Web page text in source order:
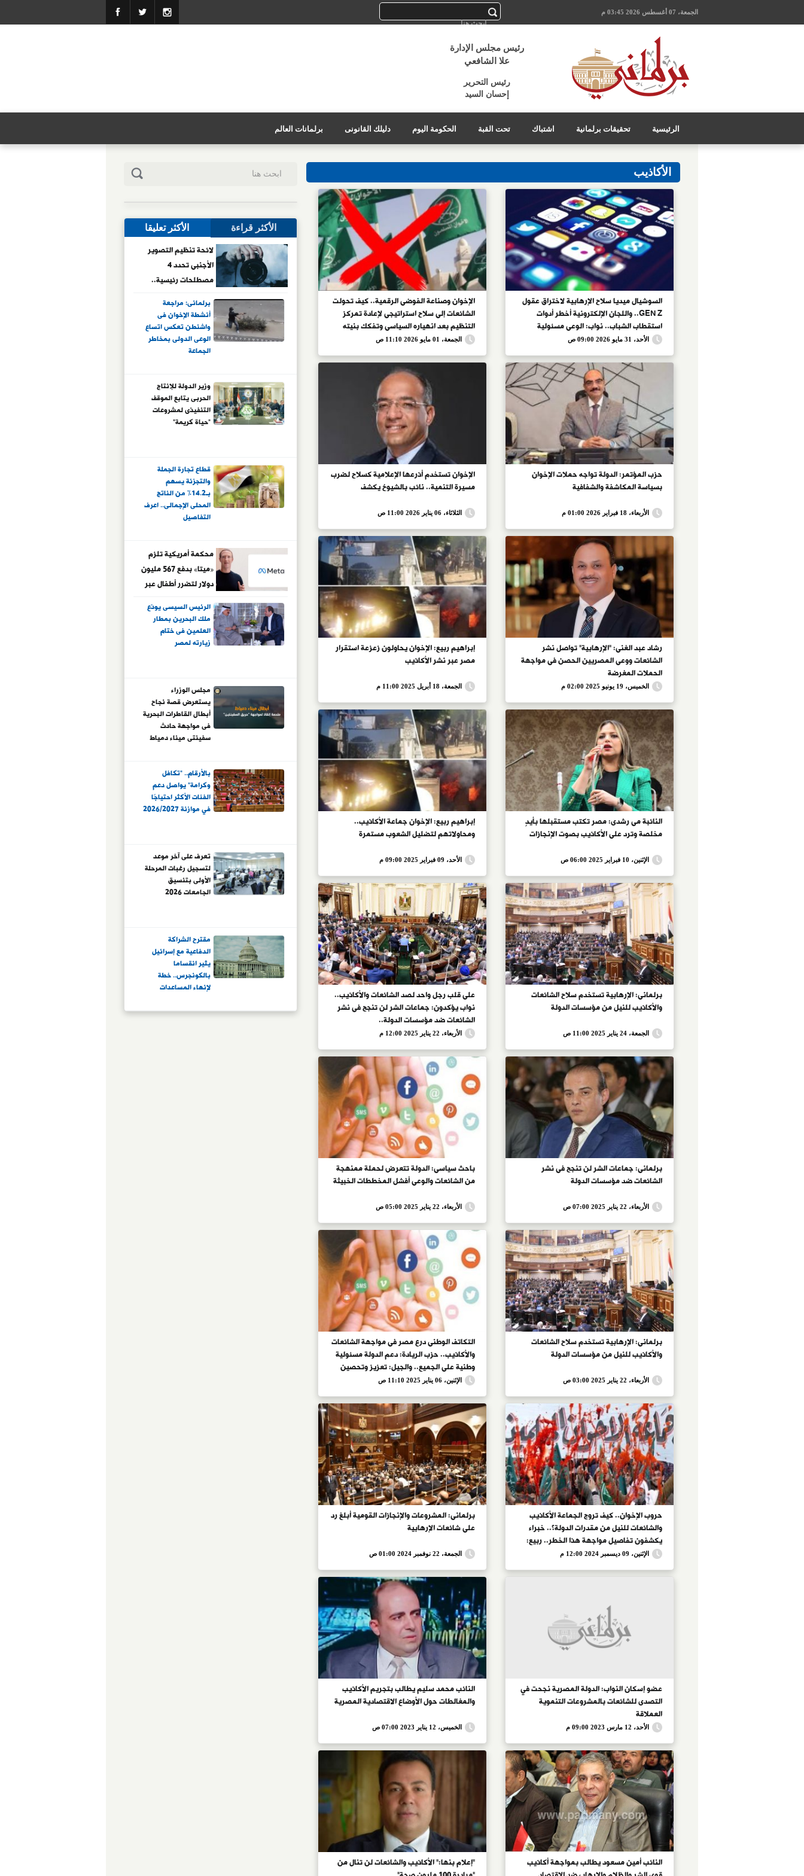
الجمعة، 07 أغسطس 2026 03:45 م
رئيس مجلس الإدارة
علا الشافعي
رئيس التحرير
إحسان السيد
الرئيسية تحقيقات برلمانية اشتباك تحت القبة الحكومة اليوم دليلك القانونى برلمانات العالم
الأكاذيب
السوشيال ميديا سلاح الإرهابية لاختراق عقول
GEN Z.. واللجان الإلكترونية أخطر أدوات
استقطاب الشباب.. نواب: الوعى مسئولية
مشتركة لمواجهة المحتوى المضلل.. وتحذيرات
الأحد، 31 مايو 2026 09:00 ص
الإخوان وصناعة الفوضى الرقمية.. كيف تحولت
الشائعات إلى سلاح استراتيجى لإعادة تمركز
التنظيم بعد انهياره السياسى وتفكك بنيته
الداخلية؟.. وما علاقة ذلك بمحاولات إعادة
الجمعة، 01 مايو 2026 11:10 ص
حزب المؤتمر: الدولة تواجه حملات الإخوان
بسياسة المكاشفة والشفافية
الأربعاء، 18 فبراير 2026 01:00 م
الإخوان تستخدم أذرعها الإعلامية كسلاح لضرب
مسيرة التنمية.. نائب بالشيوخ يكشف
الثلاثاء، 06 يناير 2026 11:00 ص
رشاد عبد الغنى: "الإرهابية" تواصل نشر
الشائعات ووعى المصريين الحصن فى مواجهة
الحملات المغرضة
الخميس، 19 يونيو 2025 02:00 م
إبراهيم ربيع: الإخوان يحاولون زعزعة استقرار
مصر عبر نشر الأكاذيب
الجمعة، 18 أبريل 2025 11:00 م
النائبة مى رشدى: مصر تكتب مستقبلها بأيدٍ
مخلصة وترد على الأكاذيب بصوت الإنجازات
الإثنين، 10 فبراير 2025 06:00 ص
إبراهيم ربيع: الإخوان جماعة الأكاذيب..
ومحاولاتهم لتضليل الشعوب مستمرة
الأحد، 09 فبراير 2025 09:00 م
برلمانى: الإرهابية تستخدم سلاح الشائعات
والأكاذيب للنيل من مؤسسات الدولة
الجمعة، 24 يناير 2025 11:00 ص
على قلب رجل واحد لصد الشائعات والأكاذيب..
نواب يؤكدون: جماعات الشر لن تنجح فى نشر
الشائعات ضد مؤسسات الدولة..
"الإرهابية"تستخدمها سلاحا للنيل من
تتعرض لحملة ممنهجة
الأربعاء، 22 يناير 2025 12:00 م
برلمانى: جماعات الشر لن تنجح فى نشر
الشائعات ضد مؤسسات الدولة
الأربعاء، 22 يناير 2025 07:00 ص
باحث سياسى: الدولة تتعرض لحملة ممنهجة
من الشائعات والوعى أفشل المخططات الخبيثة
الأربعاء، 22 يناير 2025 05:00 ص
برلمانى: الإرهابية تستخدم سلاح الشائعات
والأكاذيب للنيل من مؤسسات الدولة
الأربعاء، 22 يناير 2025 03:00 ص
التكاتف الوطنى درع مصر فى مواجهة الشائعات
والأكاذيب.. حزب الريادة: دعم الدولة مسئولية
وطنية على الجميع.. والجيل: تعزيز وتحصين
وعى المواطنين ضرورة للتصدى لمحاولات
الإثنين، 06 يناير 2025 11:10 ص
حروب الإخوان.. كيف تروج الجماعة الأكاذيب
والشائعات للنيل من مقدرات الدولة؟.. خبراء
يكشفون تفاصيل مواجهة هذا الخطر.. ربيع:
تستهدف الإضرار بثقة المواطنين فى
الإثنين، 09 ديسمبر 2024 12:00 م
برلمانى: المشروعات والإنجازات القومية أبلغ رد
على شائعات الإرهابية
الجمعة، 22 نوفمبر 2024 01:00 ص
عضو إسكان النواب: الدولة المصرية نجحت في
التصدى للشائعات بالمشروعات التنموية
العملاقة
الأحد، 12 مارس 2023 09:00 م
النائب محمد سليم يطالب بتجريم الأكاذيب
والمغالطات حول الأوضاع الاقتصادية المصرية
الخميس، 12 يناير 2023 07:00 ص
النائب أمين مسعود يطالب بمواجهة أكاذيب
"إعلام بنها:" الأكاذيب والشائعات لن تنال من
الأكثر قراءة الأكثر تعليقا
لائحة تنظيم التصوير
الأجنبى تحدد 4
مصطلحات رئيسية..
برلمانى: مراجعة
أنشطة الإخوان فى
واشنطن تعكس اتساع
الوعى الدولى بمخاطر
الجماعة
وزير الدولة للإنتاج
الحربى يتابع الموقف
التنفيذى لمشروعات
"حياة كريمة"
قطاع تجارة الجملة
والتجزئة يسهم
بـ14.2% من الناتج
المحلى الإجمالى.. اعرف
التفاصيل
محكمة أمريكية تلزم
«ميتا» بدفع 567 مليون
دولار لتضرر أطفال عبر
الرئيس السيسى يودّع
ملك البحرين بمطار
العلمين فى ختام
زيارته لمصر
مجلس الوزراء
يستعرض قصة نجاح
أبطال القاطرات البحرية
فى مواجهة حادث
سفينتى ميناء دمياط
بالأرقام.. "تكافل
وكرامة" يواصل دعم
الفئات الأكثر احتياجًا
في موازنة 2026/2027
تعرف على آخر موعد
لتسجيل رغبات المرحلة
الأولى بتنسيق
الجامعات 2026
مقترح الشراكة
الدفاعية مع إسرائيل
يثير انقساما
بالكونجرس.. خطة
لإنهاء المساعدات
تكامل عسكرى